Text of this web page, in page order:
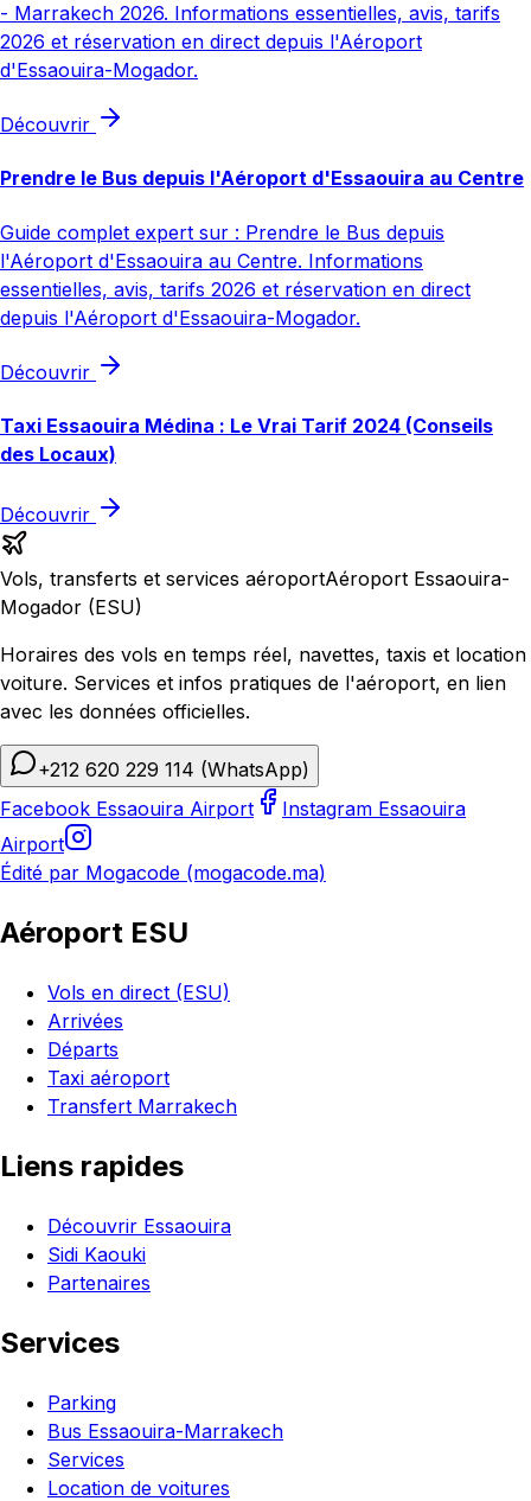
- Marrakech 2026. Informations essentielles, avis, tarifs
2026 et réservation en direct depuis l'Aéroport
d'Essaouira-Mogador.
Découvrir
Prendre le Bus depuis l'Aéroport d'Essaouira au Centre
Guide complet expert sur : Prendre le Bus depuis
l'Aéroport d'Essaouira au Centre. Informations
essentielles, avis, tarifs 2026 et réservation en direct
depuis l'Aéroport d'Essaouira-Mogador.
Découvrir
Taxi Essaouira Médina : Le Vrai Tarif 2024 (Conseils
des Locaux)
Découvrir
Vols, transferts et services aéroportAéroport Essaouira-
Mogador (ESU)
Horaires des vols en temps réel, navettes, taxis et location
voiture. Services et infos pratiques de l'aéroport, en lien
avec les données officielles.
+212 620 229 114 (WhatsApp)
Facebook Essaouira Airport
Instagram Essaouira
Airport
Édité par Mogacode (mogacode.ma)
Aéroport ESU
Vols en direct (ESU)
Arrivées
Départs
Taxi aéroport
Transfert Marrakech
Liens rapides
Découvrir Essaouira
Sidi Kaouki
Partenaires
Services
Parking
Bus Essaouira-Marrakech
Services
Location de voitures